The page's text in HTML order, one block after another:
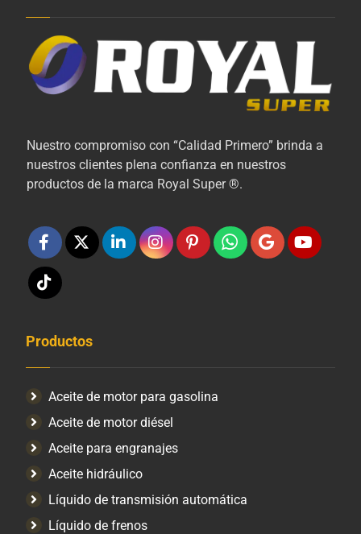
Nuestro compromiso con “Calidad Primero” brinda a
nuestros clientes plena confianza en nuestros
productos de la marca Royal Super ®.
Productos
Aceite de motor para gasolina
Aceite de motor diésel
Aceite para engranajes
Aceite hidráulico
Líquido de transmisión automática
Líquido de frenos